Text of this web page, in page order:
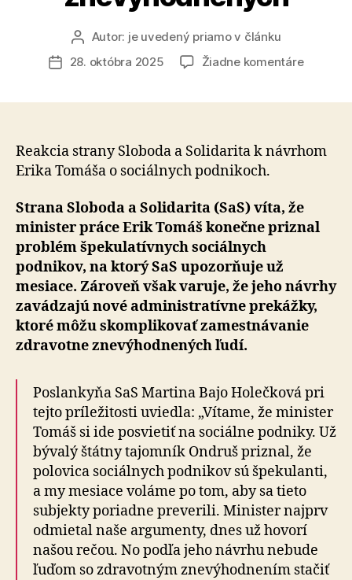
Autor
článku
Autor: je uvedený priamo v článku
Dátum
28. októbra 2025 Žiadne komentárena
návrhy
no
zároveň
a
ohrozuje
Reakcia strany Sloboda a Solidarita k návrhom
Erika Tomáša o sociálnych podnikoch.
Strana Sloboda a Solidarita (SaS) víta, že
minister práce Erik Tomáš konečne priznal
problém špe­ku­la­tív­nych sociálnych
podnikov, na ktorý SaS upozorňuje už
mesiace. Zároveň však varuje, že jeho návrhy
za­vá­dza­jú nové administratívne prekážky,
ktoré môžu skom­pli­ko­vať zamestnávanie
zdravotne zne­vý­hod­ne­ných ľudí.
Poslankyňa SaS Martina Bajo Holečková pri
tejto príležitosti uviedla: „Vítame, že minister
Tomáš si ide posvietiť na sociálne podniky. Už
bývalý štátny ta­jom­ník Ondruš priznal, že
polovica sociálnych podnikov sú špekulanti,
a my mesiace voláme po tom, aby sa tieto
subjekty poriadne preverili. Minister najprv
odmietal naše argumenty, dnes už hovorí
našou rečou. No podľa jeho návrhu nebude
ľuďom so zdravotným zne­vý­hod­ne­ním stačiť